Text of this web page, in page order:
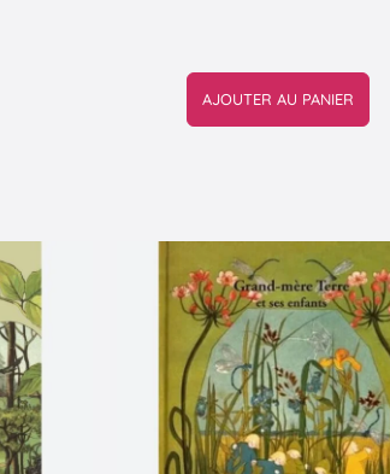
AJOUTER AU PANIER